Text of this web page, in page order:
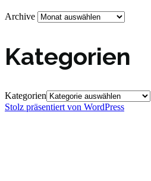
Archive
Kategorien
Kategorien
Stolz präsentiert von WordPress